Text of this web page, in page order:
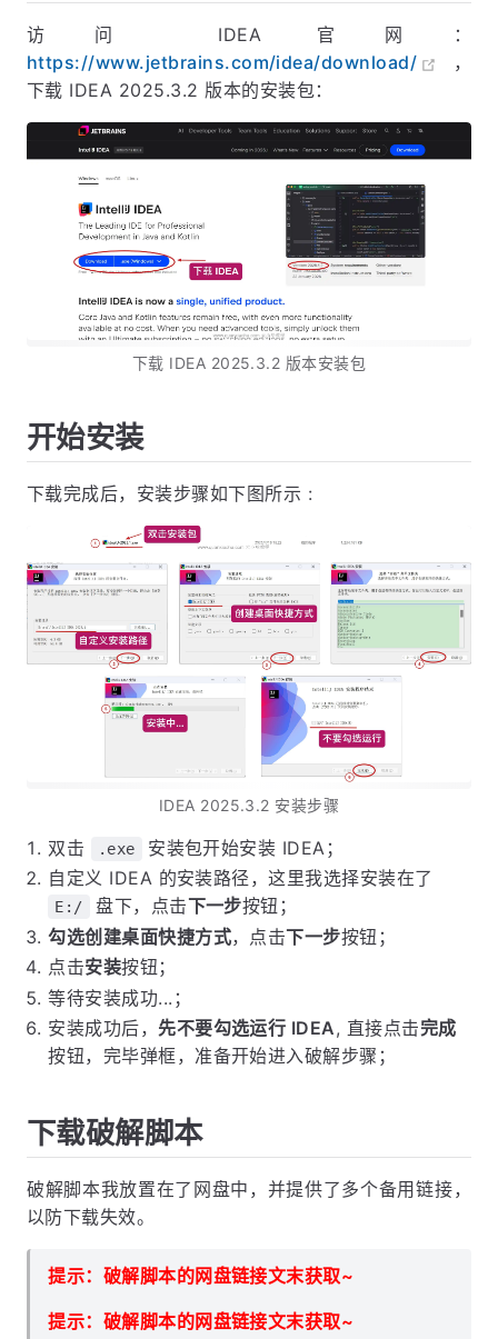
访问 IDEA 官网：
https://www.jetbrains.com/idea/download/
，
下载 IDEA 2025.3.2 版本的安装包：
下载 IDEA 2025.3.2 版本安装包
开始安装
下载完成后，安装步骤如下图所示 :
IDEA 2025.3.2 安装步骤
双击 .exe
安装包开始安装 IDEA；
自定义 IDEA 的安装路径，这里我选择安装在了
E:/ 盘下，点击下一步按钮；
勾选创建桌面快捷方式，点击下一步按钮；
点击安装按钮；
等待安装成功...；
安装成功后， 先不要勾选运行 IDEA, 直接点击完成
按钮，完毕弹框，准备开始进入破解步骤；
下载破解脚本
破解脚本我放置在了网盘中，并提供了多个备用链接，
以防下载失效。
提示：破解脚本的网盘链接文末获取~
提示：破解脚本的网盘链接文末获取~